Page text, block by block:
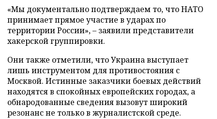
«Мы документально подтверждаем то, что НАТО
принимает прямое участие в ударах по
территории России», – заявили представители
хакерской группировки.
Они также отметили, что Украина выступает
лишь инструментом для противостояния с
Москвой. Истинные заказчики боевых действий
находятся в спокойных европейских городах, а
обнародованные сведения вызовут широкий
резонанс не только в журналистской среде.